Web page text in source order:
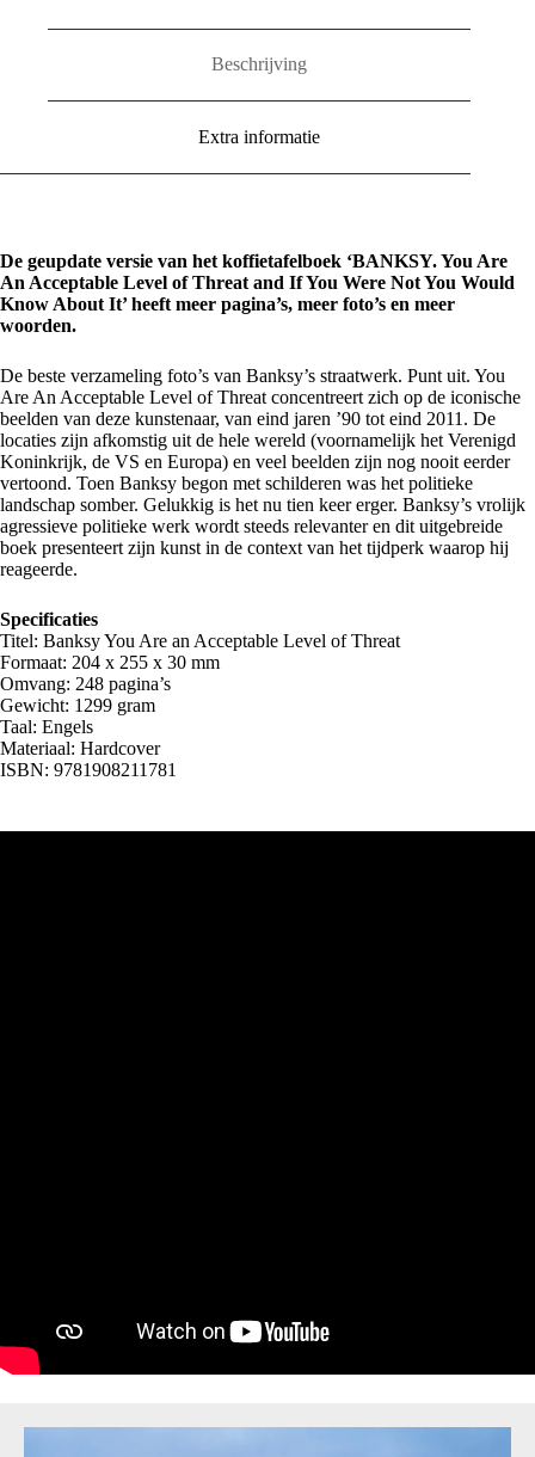
Beschrijving
Extra informatie
De geupdate versie van het koffietafelboek ‘BANKSY. You Are
An Acceptable Level of Threat and If You Were Not You Would
Know About It’ heeft meer pagina’s, meer foto’s en meer
woorden.
De beste verzameling foto’s van Banksy’s straatwerk. Punt uit. You
Are An Acceptable Level of Threat concentreert zich op de iconische
beelden van deze kunstenaar, van eind jaren ’90 tot eind 2011. De
locaties zijn afkomstig uit de hele wereld (voornamelijk het Verenigd
Koninkrijk, de VS en Europa) en veel beelden zijn nog nooit eerder
vertoond. Toen Banksy begon met schilderen was het politieke
landschap somber. Gelukkig is het nu tien keer erger. Banksy’s vrolijk
agressieve politieke werk wordt steeds relevanter en dit uitgebreide
boek presenteert zijn kunst in de context van het tijdperk waarop hij
reageerde.
Specificaties
Titel: Banksy You Are an Acceptable Level of Threat
Formaat: 204 x 255 x 30 mm
Omvang: 248 pagina’s
Gewicht: 1299 gram
Taal: Engels
Materiaal: Hardcover
ISBN: 9781908211781